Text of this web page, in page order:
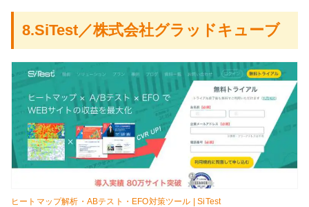
8.SiTest／株式会社グラッドキューブ
ヒートマップ解析・ABテスト・EFO対策ツール | SiTest